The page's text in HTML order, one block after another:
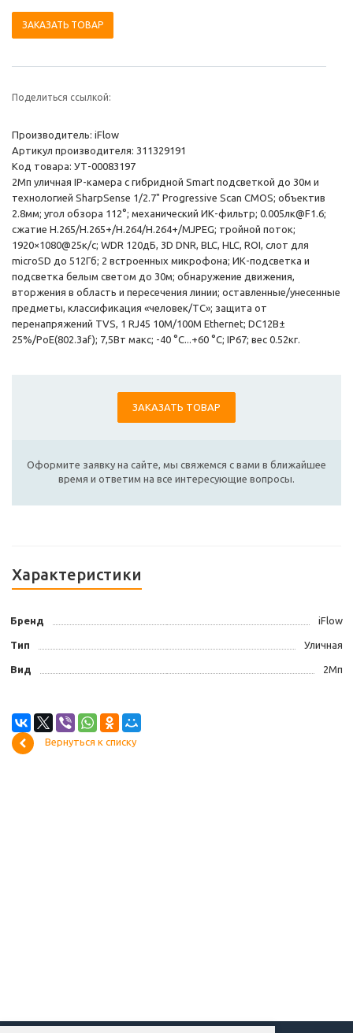
ЗАКАЗАТЬ ТОВАР
Поделиться ссылкой:
Производитель: iFlow
Артикул производителя: 311329191
Код товара: УТ-00083197
2Мп уличная IP-камера с гибридной Smart подсветкой до 30м и
технологией SharpSense 1/2.7" Progressive Scan CMOS; объектив
2.8мм; угол обзора 112°; механический ИК-фильтр; 0.005лк@F1.6;
сжатие H.265/H.265+/H.264/H.264+/MJPEG; тройной поток;
1920×1080@25к/с; WDR 120дБ, 3D DNR, BLC, HLC, ROI, слот для
microSD до 512Гб; 2 встроенных микрофона; ИК-подсветка и
подсветка белым светом до 30м; обнаружение движения,
вторжения в область и пересечения линии; оставленные/унесенные
предметы, классификация «человек/ТС»; защита от
перенапряжений TVS, 1 RJ45 10M/100M Ethernet; DC12В±
25%/PoE(802.3af); 7,5Вт макс; -40 °C...+60 °C; IP67; вес 0.52кг.
ЗАКАЗАТЬ ТОВАР
Оформите заявку на сайте, мы свяжемся с вами в ближайшее
время и ответим на все интересующие вопросы.
Характеристики
Бренд iFlow
Тип Уличная
Вид 2Мп
Вернуться к списку